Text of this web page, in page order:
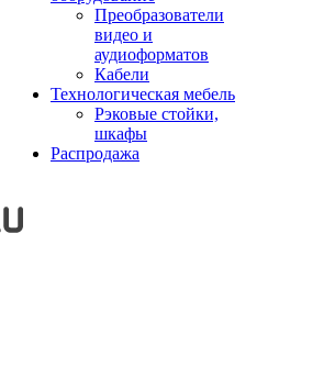
Преобразователи
видео и
аудиоформатов
Кабели
Технологическая мебель
Рэковые стойки,
шкафы
Распродажа